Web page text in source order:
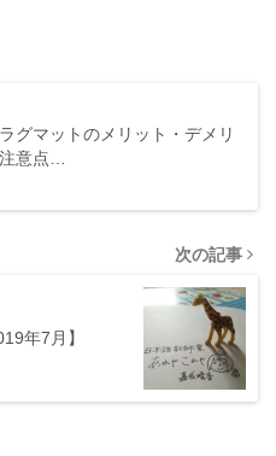
グマットのメリット・デメリ
意点…
次の記事
年7月】